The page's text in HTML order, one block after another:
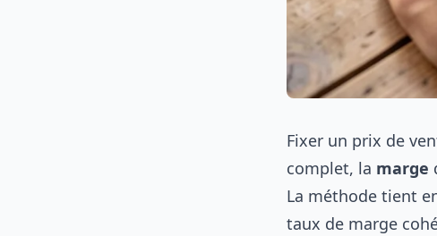
Fixer un prix de
complet, la marge
La méthode tient
taux de marge